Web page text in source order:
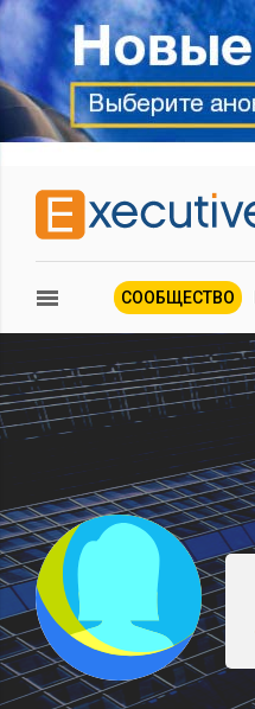
СООБЩЕСТВО